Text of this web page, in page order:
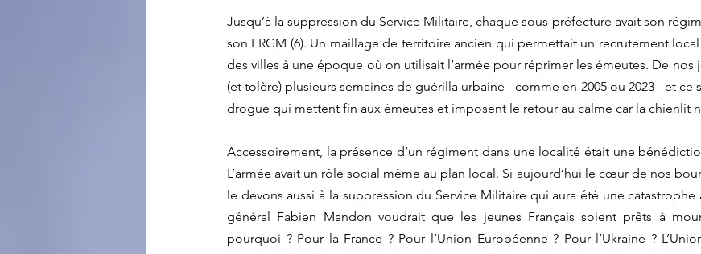
Jusqu’à la suppression du Service Militaire, chaque sous-préfecture avait son
son ERGM (6). Un maillage de territoire ancien qui permettait un recrutement
des villes à une époque où on utilisait l’armée pour réprimer les émeutes. De nos
(et tolère) plusieurs semaines de guérilla urbaine - comme en 2005 ou 2023 - et ce
drogue qui mettent fin aux émeutes et imposent le retour au calme car la chienlit
Accessoirement, la présence d’un régiment dans une localité était une
L’armée avait un rôle social même au plan local. Si aujourd’hui le cœur de nos
le devons aussi à la suppression du Service Militaire qui aura été une catastrophe
général Fabien Mandon voudrait que les jeunes Français soient prêts à
pourquoi ? Pour la France ? Pour l’Union Européenne ? Pour l’Ukraine ?